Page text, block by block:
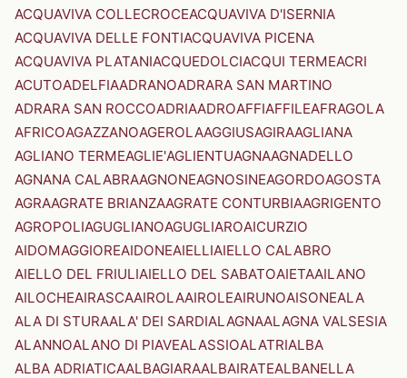
ACQUAVIVA COLLECROCEACQUAVIVA D'ISERNIA
ACQUAVIVA DELLE FONTIACQUAVIVA PICENA
ACQUAVIVA PLATANIACQUEDOLCIACQUI TERMEACRI
ACUTOADELFIAADRANOADRARA SAN MARTINO
ADRARA SAN ROCCOADRIAADROAFFIAFFILEAFRAGOLA
AFRICOAGAZZANOAGEROLAAGGIUSAGIRAAGLIANA
AGLIANO TERMEAGLIE'AGLIENTUAGNAAGNADELLO
AGNANA CALABRAAGNONEAGNOSINEAGORDOAGOSTA
AGRAAGRATE BRIANZAAGRATE CONTURBIAAGRIGENTO
AGROPOLIAGUGLIANOAGUGLIAROAICURZIO
AIDOMAGGIOREAIDONEAIELLIAIELLO CALABRO
AIELLO DEL FRIULIAIELLO DEL SABATOAIETAAILANO
AILOCHEAIRASCAAIROLAAIROLEAIRUNOAISONEALA
ALA DI STURAALA' DEI SARDIALAGNAALAGNA VALSESIA
ALANNOALANO DI PIAVEALASSIOALATRIALBA
ALBA ADRIATICAALBAGIARAALBAIRATEALBANELLA